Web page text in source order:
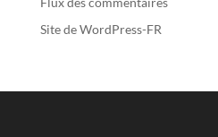
Site de WordPress-FR